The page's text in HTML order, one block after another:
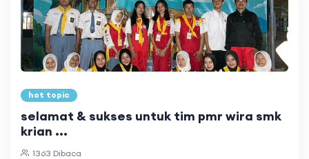
hot topic
selamat & sukses untuk tim pmr wira smk
krian ...
1363 Dibaca